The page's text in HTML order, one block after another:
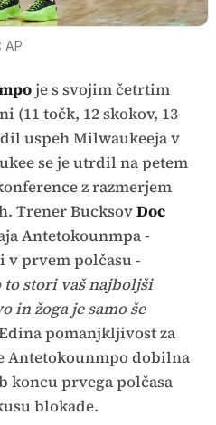
AP
je s svojim četrtim
(11 točk, 12 skokov, 13
uspeh Milwaukeeja v
se je utrdil na petem
z razmerjem
Trener BucksovDoc
Antetokounmpa -
v prvem polčasu -
to stori vaš najboljši
in žoga je samo še
pomanjkljivost za
Antetokounmpo dobilna
koncu prvega polčasa
blokade.